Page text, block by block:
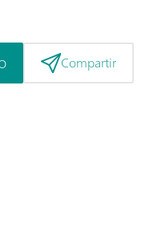
Compartir